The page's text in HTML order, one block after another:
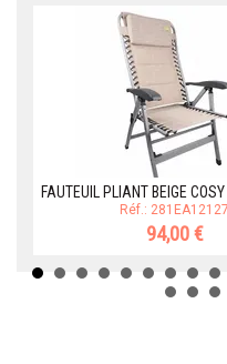
FAUTEUIL PLIANT BEIGE
Réf.: 281EA12127
94,00 €